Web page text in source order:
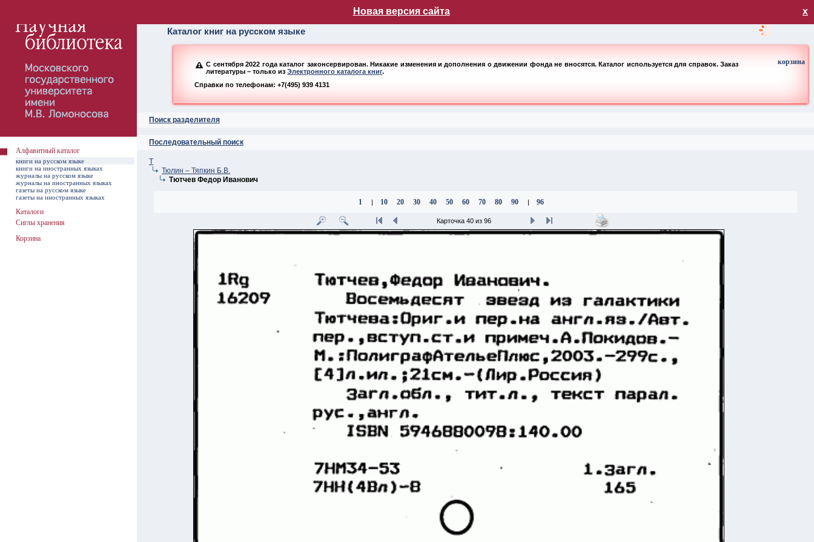
Новая версия сайта х
Каталог книг на русском языке
С сентября 2022 года каталог законсервирован. Никакие изменения и дополнения о движении фонда не вносятся. Каталог используется для справок. Заказ
литературы – только изЭлектронного каталога книг.
Справки по телефонам: +7(495) 939 4131
Поиск разделителя
Последовательный поиск
корзина
Т
Тюлин – Тяпкин Б.В.
Тютчев Федор Иванович
1 | 10 20 30 40 50 60 70 80 90 | 96
Карточка 40 из 96
Алфавитный каталог
книги на русском языке
книги на иностранных языках
журналы на русском языке
журналы на иностранных языках
газеты на русском языке
газеты на иностранных языках
Каталоги
Сиглы хранения
Корзина